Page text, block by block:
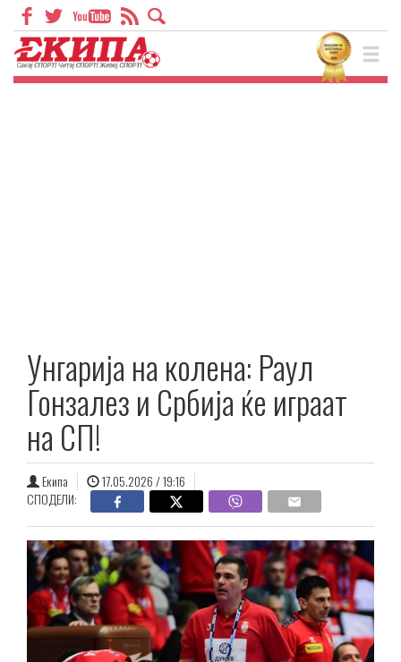
Унгарија на колена: Раул
Гонзалез и Србија ќе играат
на СП!
Екипа
17.05.2026 / 19:16
СПОДЕЛИ: